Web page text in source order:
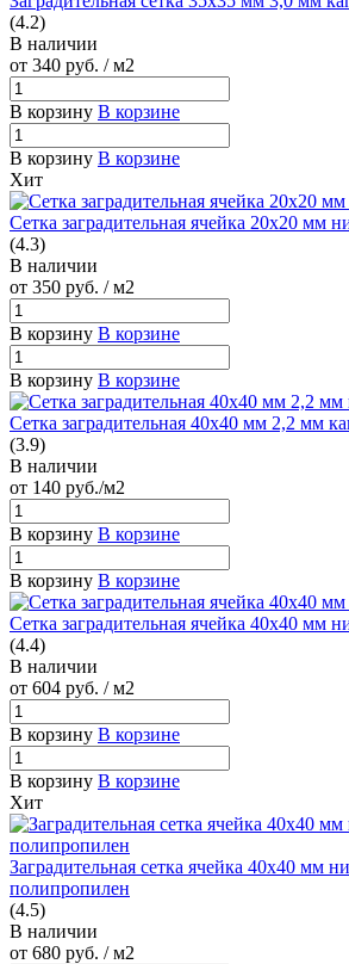
(4.2)
В наличии
от 340 руб. / м2
В корзину В корзине
В корзину В корзине
Хит
Сетка заградительная ячейка 20х20 мм
(4.3)
В наличии
от 350 руб. / м2
В корзину В корзине
В корзину В корзине
Сетка заградительная 40х40 мм 2,2 мм
(3.9)
В наличии
от 140 руб./м2
В корзину В корзине
В корзину В корзине
Сетка заградительная ячейка 40х40 мм
(4.4)
В наличии
от 604 руб. / м2
В корзину В корзине
В корзину В корзине
Хит
Заградительная сетка ячейка 40х40 мм
полипропилен
(4.5)
В наличии
от 680 руб. / м2